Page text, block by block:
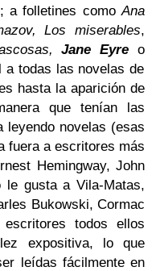
a folletines comoAna
Los miserables,
Jane Eyre o
a todas las novelas de
hasta la aparición de
que tenían las
leyendo novelas (esas
fuera a escritores más
Hemingway, John
le gusta a Vila-Matas,
Bukowski, Cormac
todos ellos
expositiva, lo que
leídas fácilmente en